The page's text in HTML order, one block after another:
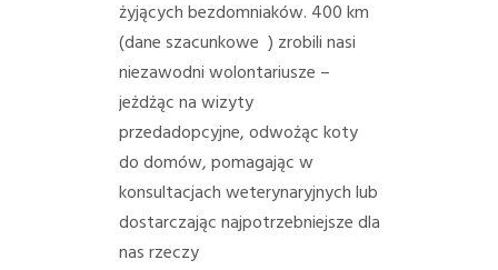
żyjących bezdomniaków. 400 km
(dane szacunkowe ) zrobili nasi
niezawodni wolontariusze –
jeżdżąc na wizyty
przedadopcyjne, odwożąc koty
do domów, pomagając w
konsultacjach weterynaryjnych lub
dostarczając najpotrzebniejsze dla
nas rzeczy